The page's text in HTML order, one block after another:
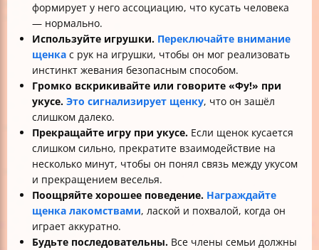
формирует у него ассоциацию, что кусать человека
— нормально.
Используйте игрушки. Переключайте внимание
щенка с рук на игрушки, чтобы он мог реализовать
инстинкт жевания безопасным способом.
Громко вскрикивайте или говорите «Фу!» при
укусе. Это сигнализирует щенку, что он зашёл
слишком далеко.
Прекращайте игру при укусе. Если щенок кусается
слишком сильно, прекратите взаимодействие на
несколько минут, чтобы он понял связь между укусом
и прекращением веселья.
Поощряйте хорошее поведение. Награждайте
щенка лакомствами, лаской и похвалой, когда он
играет аккуратно.
Будьте последовательны. Все члены семьи должны